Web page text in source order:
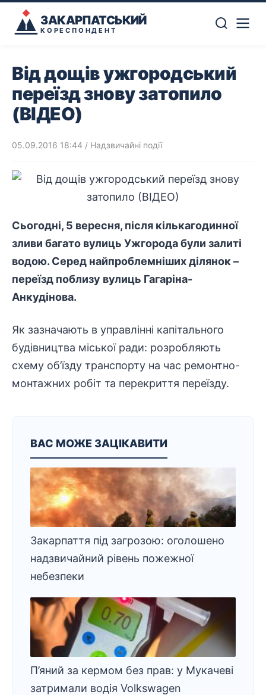
ЗАКАРПАТСЬКИЙ
КОРЕСПОНДЕНТ
Від дощів ужгородський
переїзд знову затопило
(ВІДЕО)
05.09.2016 18:44 / Надзвичайні події
Сьогодні, 5 вересня, після кількагодинної
зливи багато вулиць Ужгорода були залиті
водою. Серед найпроблемніших ділянок –
переїзд поблизу вулиць Гагаріна-
Анкудінова.
Як зазначають в управлінні капітального
будівництва міської ради: розробляють
схему об’їзду транспорту на час ремонтно-
монтажних робіт та перекриття переїзду.
ВАС МОЖЕ ЗАЦІКАВИТИ
Закарпаття під загрозою: оголошено
надзвичайний рівень пожежної
небезпеки
П’яний за кермом без прав: у Мукачеві
затримали водія Volkswagen